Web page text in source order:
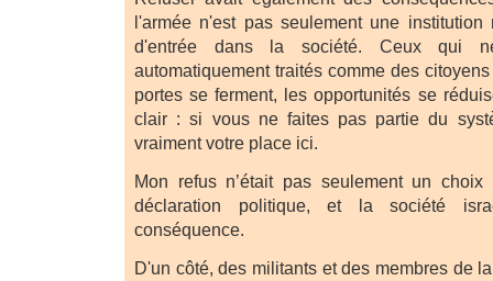
l'armée n'est pas seulement une
d'entrée dans la société. Ceux qui
automatiquement traités comme des
portes se ferment, les opportunités se
clair : si vous ne faites pas partie du
vraiment votre place ici.
Mon refus n’était pas seulement un choix
déclaration politique, et la société
conséquence.
D'un côté, des militants et des membres de